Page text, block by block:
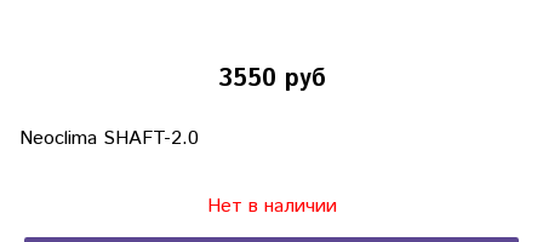
3550 руб
Neoclima SHAFT-2.0
Нет в наличии